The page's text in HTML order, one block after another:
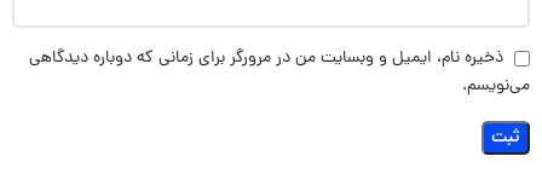
ذخیره نام، ایمیل و وبسایت من در مرورگر برای زمانی که دوباره دیدگاهی
می‌نویسم.